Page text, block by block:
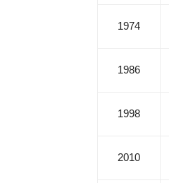
1974
1986
1998
2010